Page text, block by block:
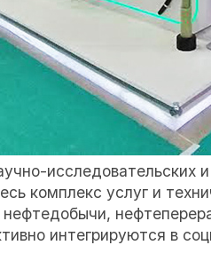
исследовательских
комплекс услуг и
интегрируются в